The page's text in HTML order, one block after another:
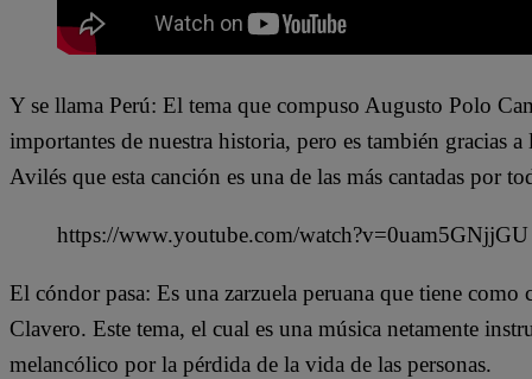
Y se llama Perú: El tema que compuso Augusto Polo
importantes de nuestra historia, pero es también gracias
Avilés que esta canción es una de las más cantadas por
https://www.youtube.com/watch?v=0uam5GNjjGU
El cóndor pasa: Es una zarzuela peruana que tiene
Clavero. Este tema, el cual es una música netamente
melancólico por la pérdida de la vida de las personas.